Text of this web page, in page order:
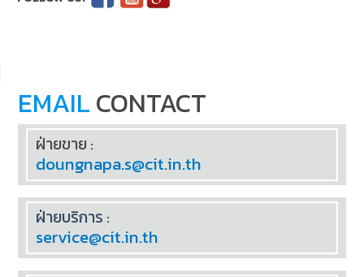
EMAILCONTACT
ฝ่ายขาย :
doungnapa.s@cit.in.th
ฝ่ายบริการ :
service@cit.in.th